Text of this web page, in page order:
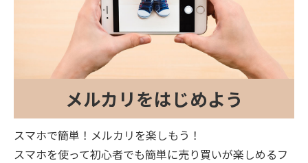
メルカリをはじめよう
スマホで簡単！メルカリを楽しもう！
スマホを使って初心者でも簡単に売り買いが楽しめるフ